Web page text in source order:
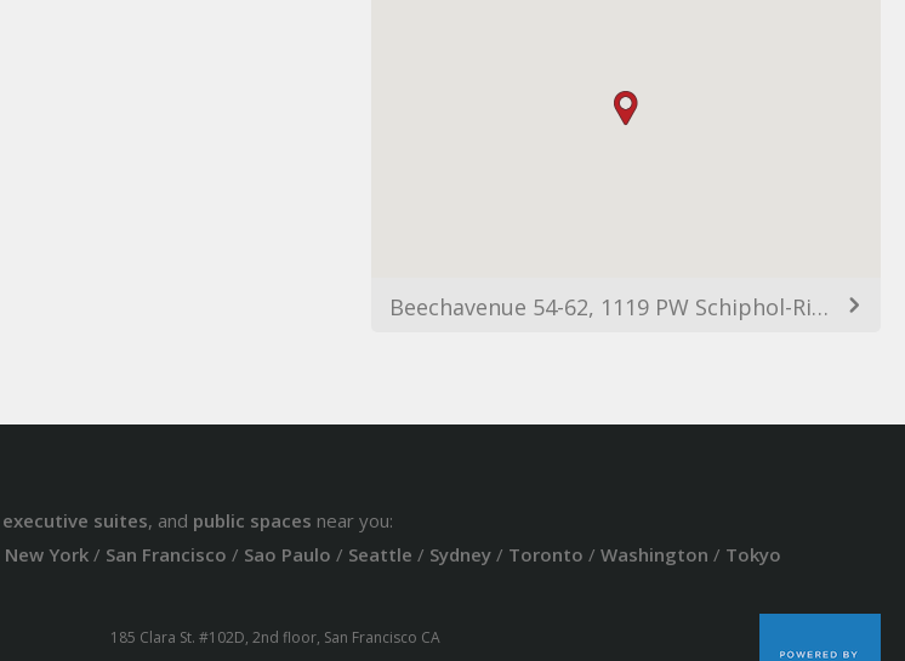
Beechavenue 54-62, 1119 PW Schiphol-Rijk, Netherlands
executive suites, and public spaces near you:
New York/ San Francisco / Sao Paulo / Seattle / Sydney/ Toronto / Washington / Tokyo
185 Clara St. #102D, 2nd floor, San Francisco CA